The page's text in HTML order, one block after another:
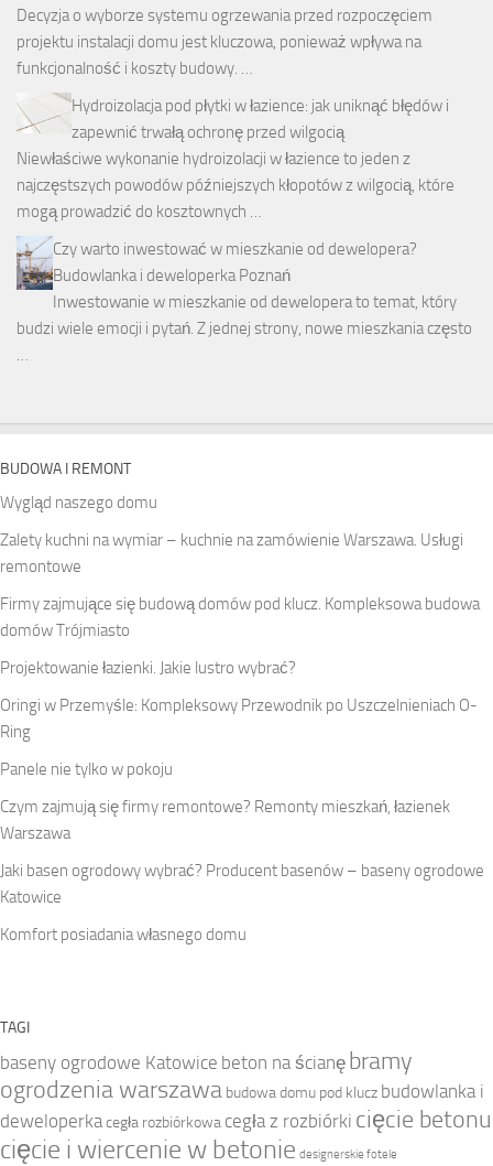
Decyzja o wyborze systemu ogrzewania przed rozpoczęciem
projektu instalacji domu jest kluczowa, ponieważ wpływa na
funkcjonalność i koszty budowy. …
Hydroizolacja pod płytki w łazience: jak uniknąć błędów i
zapewnić trwałą ochronę przed wilgocią
Niewłaściwe wykonanie hydroizolacji w łazience to jeden z
najczęstszych powodów późniejszych kłopotów z wilgocią, które
mogą prowadzić do kosztownych …
Czy warto inwestować w mieszkanie od dewelopera?
Budowlanka i deweloperka Poznań
Inwestowanie w mieszkanie od dewelopera to temat, który
budzi wiele emocji i pytań. Z jednej strony, nowe mieszkania często
…
BUDOWA I REMONT
Wygląd naszego domu
Zalety kuchni na wymiar – kuchnie na zamówienie Warszawa. Usługi
remontowe
Firmy zajmujące się budową domów pod klucz. Kompleksowa budowa
domów Trójmiasto
Projektowanie łazienki. Jakie lustro wybrać?
Oringi w Przemyśle: Kompleksowy Przewodnik po Uszczelnieniach O-
Ring
Panele nie tylko w pokoju
Czym zajmują się firmy remontowe? Remonty mieszkań, łazienek
Warszawa
Jaki basen ogrodowy wybrać? Producent basenów – baseny ogrodowe
Katowice
Komfort posiadania własnego domu
TAGI
baseny ogrodowe Katowice beton na ścianę bramy
ogrodzenia warszawa budowa domu pod klucz budowlanka i
deweloperkacegła rozbiórkowa cegła z rozbiórki cięcie betonu
cięcie i wiercenie w betonie designerskie fotele